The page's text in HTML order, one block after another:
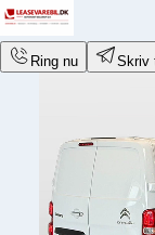
Ring nu Skriv